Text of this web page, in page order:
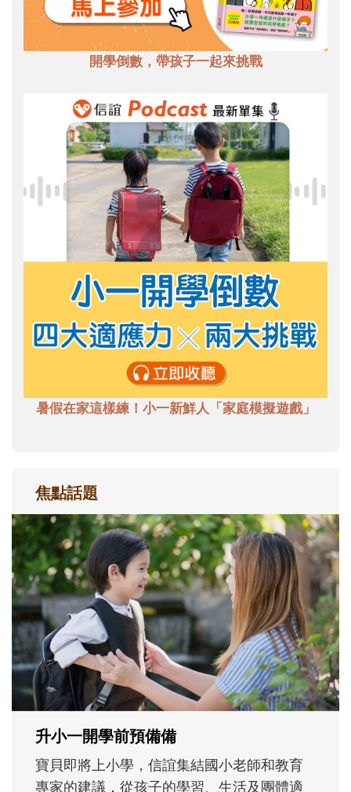
開學倒數，帶孩子一起來挑戰
暑假在家這樣練！小一新鮮人「家庭模擬遊戲」
焦點話題
和孩子一起長大的那個男人│讀懂父親的
不同模樣
沒有人天生就擅長當爸爸！男人總是在一次
次「前所未有」的體驗中，跟著孩子一起長
大。從給予安全感的肢體遊戲，到獨立自
主、角色認同及解決問題的能力養成。爸爸
正嘗試用不同的模樣，參與孩子每個重要的